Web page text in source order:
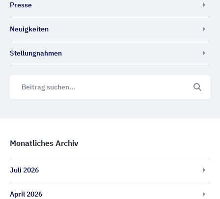
Presse
Neuigkeiten
Stellungnahmen
Monatliches Archiv
Juli 2026
April 2026